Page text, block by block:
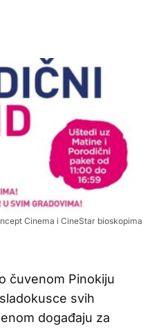
Cinema i CineStar bioskopima
čuvenom Pinokiju
svih
događaju za